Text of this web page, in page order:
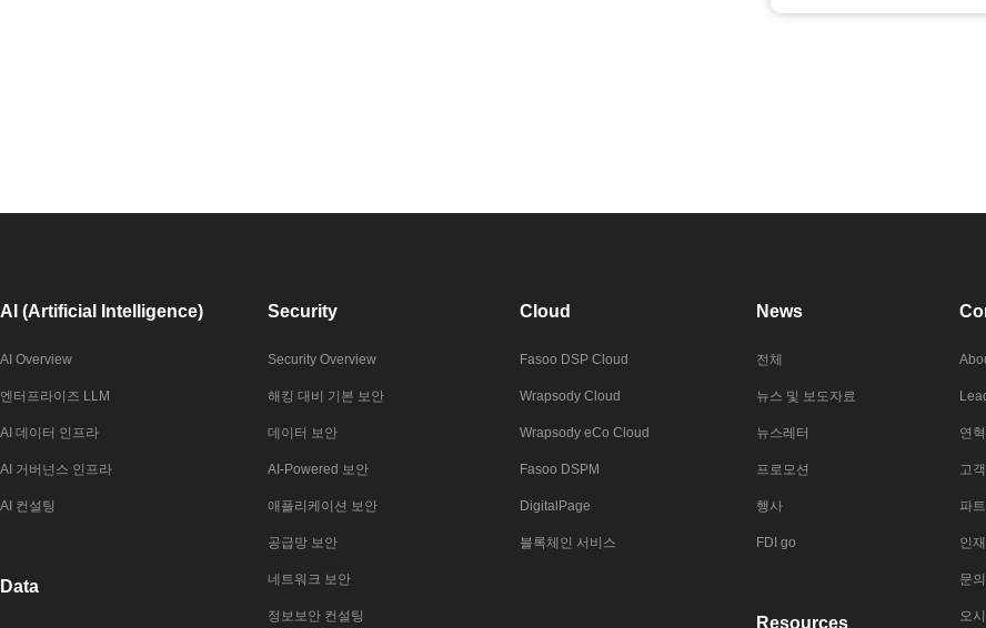
AI (Artificial Intelligence)
AI Overview
엔터프라이즈 LLM
AI 데이터 인프라
AI 거버넌스 인프라
AI 컨설팅
Data
Security
Security Overview
해킹 대비 기본 보안
데이터 보안
AI-Powered 보안
애플리케이션 보안
공급망 보안
네트워크 보안
정보보안 컨설팅
Cloud
Fasoo DSP Cloud
Wrapsody Cloud
Wrapsody eCo Cloud
Fasoo DSPM
DigitalPage
블록체인 서비스
News
전체
뉴스 및 보도자료
뉴스레터
프로모션
행사
FDI go
Resources
연혁
고
파
인
문
오